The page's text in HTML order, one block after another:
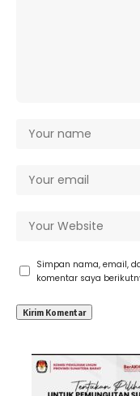
Simpan nama, email,
komentar saya